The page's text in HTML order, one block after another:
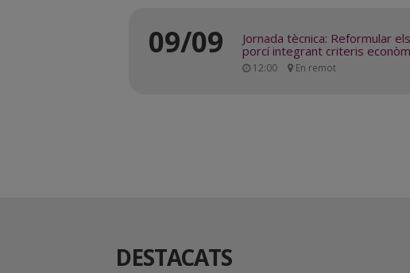
09/09
Jornada tècnica: Reformular
porcí integrant criteris
12:00 En remot
DESTACATS